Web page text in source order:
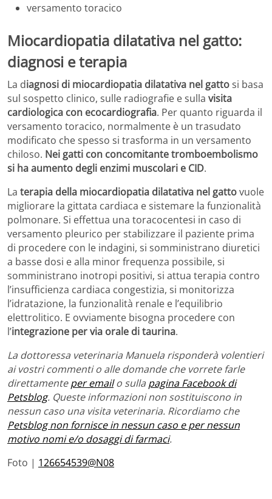
versamento toracico
Miocardiopatia dilatativa nel gatto:
diagnosi e terapia
La diagnosi di miocardiopatia dilatativa nel gattosi basa
sul sospetto clinico, sulle radiografie e sulla visita
cardiologica con ecocardiografia. Per quanto riguarda il
versamento toracico, normalmente è un trasudato
modificato che spesso si trasforma in un versamento
chiloso. Nei gatti con concomitante tromboembolismo
si ha aumento degli enzimi muscolari e CID.
La terapia della miocardiopatia dilatativa nel gattovuole
migliorare la gittata cardiaca e sistemare la funzionalità
polmonare. Si effettua una toracocentesi in caso di
versamento pleurico per stabilizzare il paziente prima
di procedere con le indagini, si somministrano diuretici
a basse dosi e alla minor frequenza possibile, si
somministrano inotropi positivi, si attua terapia contro
l’insufficienza cardiaca congestizia, si monitorizza
l’idratazione, la funzionalità renale e l’equilibrio
elettrolitico. E ovviamente bisogna procedere con
l’integrazione per via orale di taurina.
La dottoressa veterinaria Manuela risponderà volentieri
ai vostri commenti o alle domande che vorrete farle
direttamenteper emailo sulla pagina Facebook di
Petsblog. Queste informazioni non sostituiscono in
nessun caso una visita veterinaria. Ricordiamo che
Petsblog non fornisce in nessun caso e per nessun
motivo nomi e/o dosaggi di farmaci.
Foto | 126654539@N08